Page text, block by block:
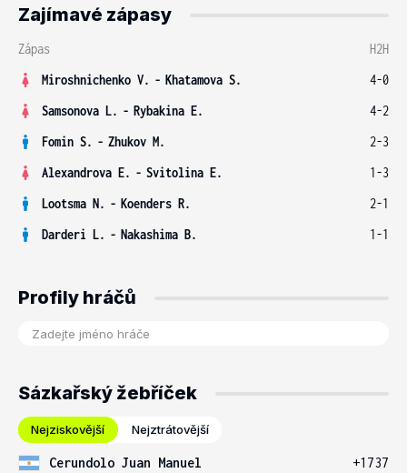
Zajímavé zápasy
Zápas
H2H
Miroshnichenko V. - Khatamova S.
4-0
Samsonova L. - Rybakina E.
4-2
Fomin S. - Zhukov M.
2-3
Alexandrova E. - Svitolina E.
1-3
Lootsma N. - Koenders R.
2-1
Darderi L. - Nakashima B. 1-1
Profily hráčů
Sázkařský žebříček
Nejziskovější Nejztrátovější
Cerundolo Juan Manuel
+1737